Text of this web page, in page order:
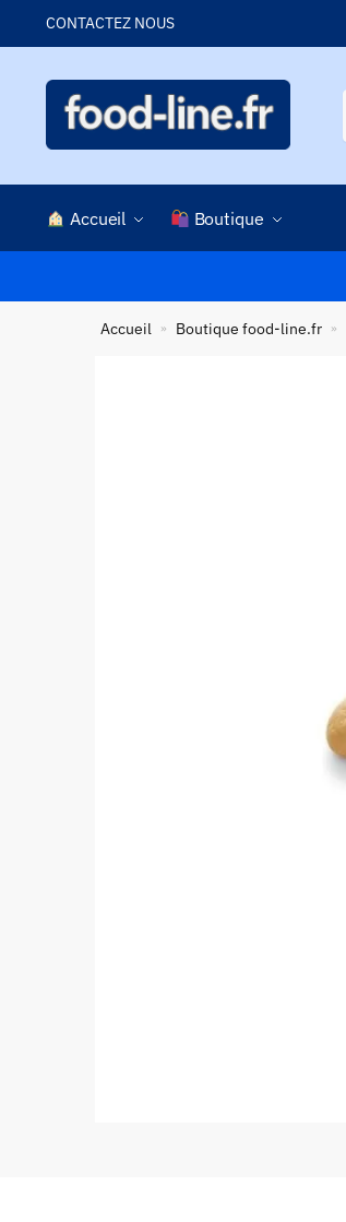
CONTACTEZ NOUS
Accueil Boutique
Accueil » Boutique food-line.fr »